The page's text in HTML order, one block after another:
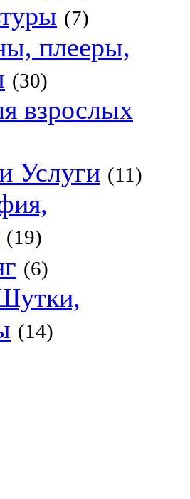
(7)
плееры,
(30)
взрослых
Услуги (11)
(19)
(6)
(14)